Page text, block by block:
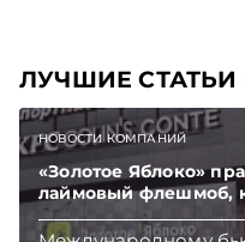
ЛУЧШИЕ СТАТЬИ
НОВОСТИ КОМПАНИЙ
«Золотое Яблоко»
лаймовый флешмоб,